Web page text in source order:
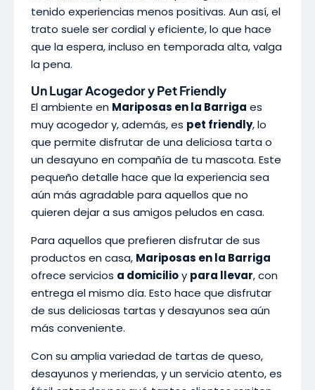
tenido experiencias menos positivas. Aun así, el
trato suele ser cordial y eficiente, lo que hace
que la espera, incluso en temporada alta, valga
la pena.
Un Lugar Acogedor y Pet Friendly
El ambiente en Mariposas en la Barriga es
muy acogedor y, además, es pet friendly, lo
que permite disfrutar de una deliciosa tarta o
un desayuno en compañía de tu mascota. Este
pequeño detalle hace que la experiencia sea
aún más agradable para aquellos que no
quieren dejar a sus amigos peludos en casa.
Para aquellos que prefieren disfrutar de sus
productos en casa, Mariposas en la Barriga
ofrece servicios a domicilioy para llevar, con
entrega el mismo día. Esto hace que disfrutar
de sus deliciosas tartas y desayunos sea aún
más conveniente.
Con su amplia variedad de tartas de queso,
desayunos y meriendas, y un servicio atento, es